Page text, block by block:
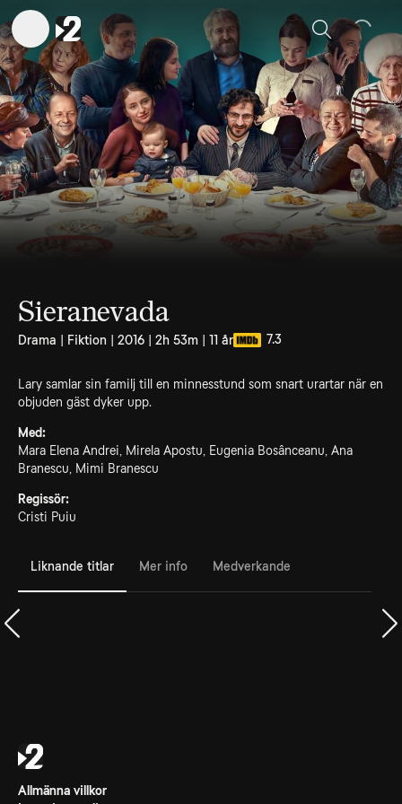
Sök
Sieranevada
Drama | Fiktion | 2016 | 2h 53m | 11 år 7.3
Lary samlar sin familj till en minnesstund som snart urartar när en
objuden gäst dyker upp.
Med:
Mara Elena Andrei, Mirela Apostu, Eugenia Bosânceanu, Ana
Branescu, Mimi Branescu
Regissör:
Cristi Puiu
Liknande titlar Mer info Medverkande
Allmänna villkor